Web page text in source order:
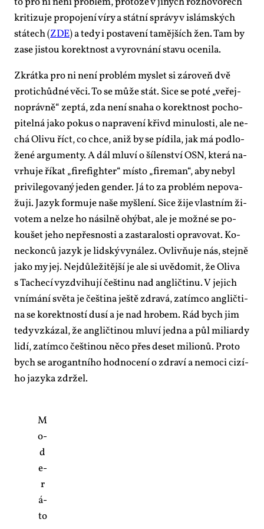
kri­ti­zu­je pro­po­je­ní ví­ry a stát­ní sprá­vy v is­lám­ských
stá­tech (ZDE) a te­dy i po­sta­ve­ní ta­měj­ších žen. Tam by
za­se jis­tou ko­rekt­nost a vy­rov­ná­ní sta­vu oce­ni­la.
Zkrát­ka pro ni ne­ní pro­blém mys­let si zá­ro­veň dvě
pro­ti­chůd­né vě­ci. To se mů­že stát. Si­ce se po­té „ve­řej­
no­práv­ně“ ze­ptá, zda ne­ní sna­ha o ko­rekt­nost po­cho­
pi­tel­ná ja­ko po­kus o na­pra­ve­ní křivd mi­nu­los­ti, ale ne­
chá Oli­vu říct, co chce, aniž by se pí­di­la, jak má pod­lo­
že­né ar­gu­men­ty. A dál mlu­ví o ší­len­ství OSN, kte­rá na­
vr­hu­je ří­kat „fi­re­fi­gh­ter“ mís­to „fi­re­man“, aby ne­byl
pri­vi­le­go­va­ný je­den gen­der. Já to za pro­blém ne­po­va­
žu­ji. Ja­zyk for­mu­je na­še myš­le­ní. Si­ce ži­je vlast­ním ži­
vo­tem a nelze ho ná­sil­ně ohý­bat, ale je mož­né se po­
kou­šet je­ho ne­přes­nos­ti a za­sta­ra­los­ti opra­vo­vat. Ko­
nec­kon­ců ja­zyk je lid­ský vy­ná­lez. Ovliv­ňu­je nás, stej­ně
ja­ko my jej. Nej­dů­le­ži­těj­ší je ale si uvě­do­mit, že Oli­va
s Ta­che­cí vy­zdvi­hu­jí češ­ti­nu nad an­g­lič­ti­nu. V je­jich
vní­má­ní svě­ta je češ­ti­na ješ­tě zdra­vá, za­tím­co an­g­lič­ti­
na se ko­rekt­nos­tí du­sí a je nad hro­bem. Rád bych jim
te­dy vzká­zal, že an­g­lič­ti­nou mlu­ví jed­na a půl mi­li­ar­dy
li­dí, za­tím­co češ­ti­nou ně­co přes de­set mi­li­o­nů. Pro­to
bych se aro­gant­ní­ho hod­no­ce­ní o zdra­ví a ne­mo­ci ci­zí­
ho ja­zy­ka zdr­žel.
M
o­
d
e­
r
á­
to